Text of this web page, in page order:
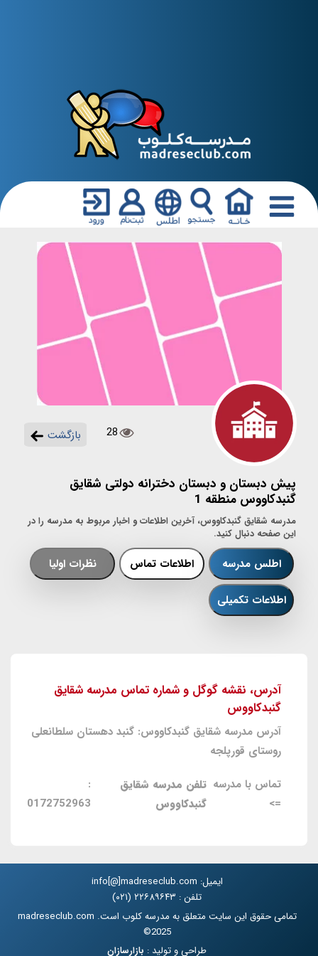
بازگشت 28
پیش دبستان و دبستان دخترانه دولتی شقایق
گنبدکاووس منطقه 1
مدرسه شقایق گنبدکاووس، آخرین اطلاعات و اخبار مربوط به مدرسه را در
این صفحه دنبال کنید.
اطلس مدرسه اطلاعات تماس نظرات اولیا
اطلاعات تکمیلی
آدرس، نقشه گوگل و شماره تماس مدرسه شقایق
گنبدکاووس
آدرس مدرسه شقایق گنبدکاووس: گنبد دهستان سلطانعلی
روستای قورپلجه
تماس با مدرسه
=>
تلفن مدرسه شقایق
گنبدکاووس
:
0172752963
ایمیل: info[@]madreseclub.com
تلفن : ۲۲۶۸۹۶۴۳ (۰۲۱)
تمامی حقوق این سایت متعلق به مدرسه کلوب است. madreseclub.com
2025©
طراحی و تولید : بازارسازان